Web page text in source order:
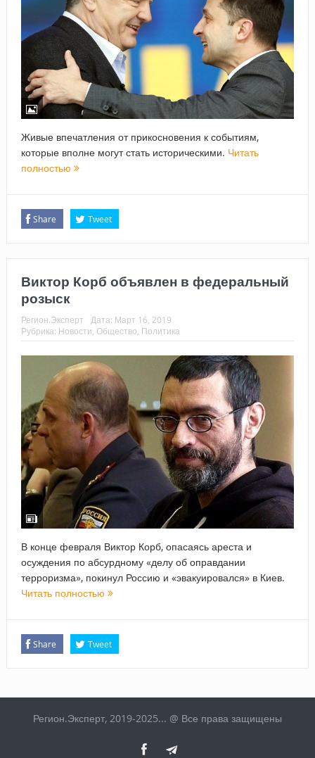
Живые впечатления от прикосновения к событиям,
которые вполне могут стать историческими. Читать
полностью
Share Tweet
Виктор Корб объявлен в федеральный
розыск
Регион.Эксперт Дата: Март 16, 2019
Рубрика: Новости, Общество, Политика
В конце февраля Виктор Корб, опасаясь ареста и
осуждения по абсурдному «делу об оправдании
терроризма», покинул Россию и «эвакуировался» в Киев.
Читать полностью
Share Tweet
Регион.Эксперт, 2019-2025... @ Все права защищены